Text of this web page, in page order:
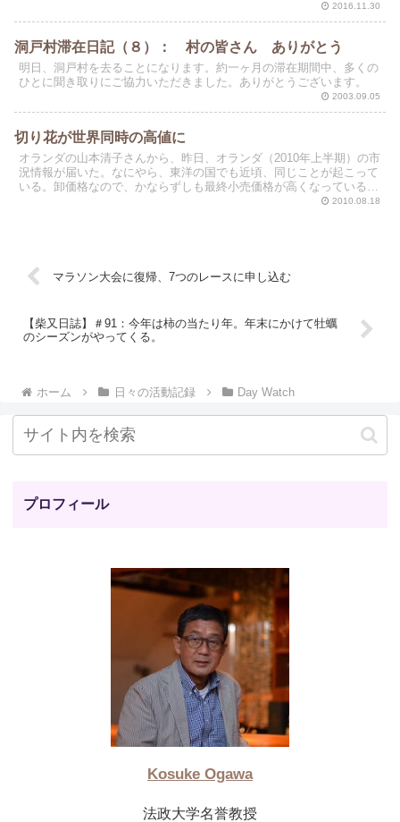
2016.11.30
洞戸村滞在日記（８）： 村の皆さん ありがとう
明日、洞戸村を去ることになります。約一ヶ月の滞在期間中、多くの
ひとに聞き取りにご協力いただきました。ありがとうございます。
2003.09.05
切り花が世界同時の高値に
オランダの山本清子さんから、昨日、オランダ（2010年上半期）の市
況情報が届いた。なにやら、東洋の国でも近頃、同じことが起こって
いる。卸価格なので、かならずしも最終小売価格が高くなっているの
2010.08.18
マラソン大会に復帰、7つのレースに申し込む
【柴又日誌】＃91：今年は柿の当たり年。年末にかけて牡蠣
のシーズンがやってくる。
ホーム 日々の活動記録 Day Watch
プロフィール
Kosuke Ogawa
法政大学名誉教授